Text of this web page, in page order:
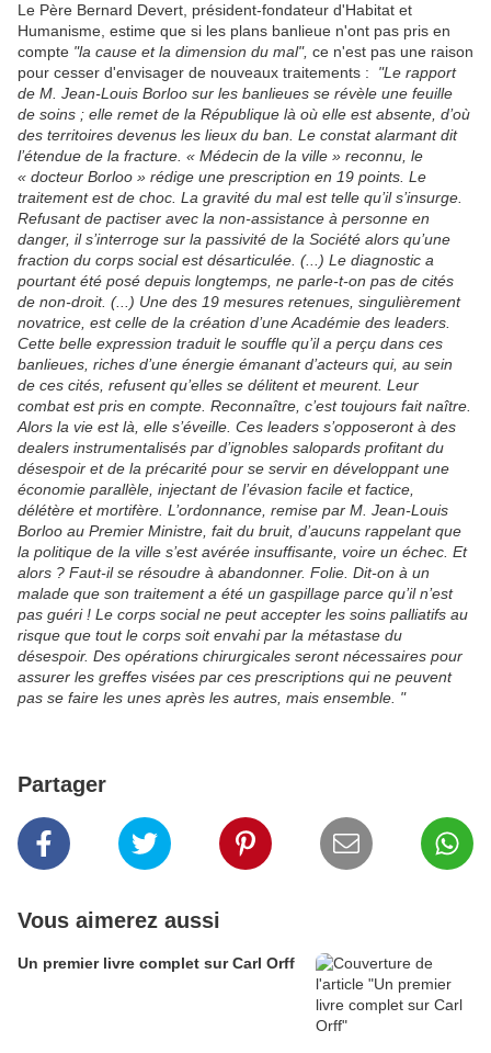
Le Père Bernard Devert, président-fondateur d'Habitat et
Humanisme, estime que si les plans banlieue n'ont pas pris en
compte "la cause et la dimension du mal", ce n'est pas une raison
pour cesser d'envisager de nouveaux traitements :
"Le rapport
de M. Jean-Louis Borloo sur les banlieues se révèle une feuille
de soins ; elle remet de la République là où elle est absente, d’où
des territoires devenus les lieux du ban. Le constat alarmant dit
l’étendue de la fracture. « Médecin de la ville » reconnu, le
« docteur Borloo » rédige une prescription en 19 points. Le
traitement est de choc. La gravité du mal est telle qu’il s’insurge.
Refusant de pactiser avec la non-assistance à personne en
danger, il s’interroge sur la passivité de la Société alors qu’une
fraction du corps social est désarticulée. (...) Le diagnostic a
pourtant été posé depuis longtemps, ne parle-t-on pas de cités
de non-droit. (...) Une des 19 mesures retenues, singulièrement
novatrice, est celle de la création d’une Académie des leaders.
Cette belle expression traduit le souffle qu’il a perçu dans ces
banlieues, riches d’une énergie émanant d’acteurs qui, au sein
de ces cités, refusent qu’elles se délitent et meurent. Leur
combat est pris en compte. Reconnaître, c’est toujours fait naître.
Alors la vie est là, elle s’éveille. Ces leaders s’opposeront à des
dealers instrumentalisés par d’ignobles salopards profitant du
désespoir et de la précarité pour se servir en développant une
économie parallèle, injectant de l’évasion facile et factice,
délétère et mortifère. L’ordonnance, remise par M. Jean-Louis
Borloo au Premier Ministre, fait du bruit, d’aucuns rappelant que
la politique de la ville s’est avérée insuffisante, voire un échec. Et
alors ? Faut-il se résoudre à abandonner. Folie. Dit-on à un
malade que son traitement a été un gaspillage parce qu’il n’est
pas guéri ! Le corps social ne peut accepter les soins palliatifs au
risque que tout le corps soit envahi par la métastase du
désespoir. Des opérations chirurgicales seront nécessaires pour
assurer les greffes visées par ces prescriptions qui ne peuvent
pas se faire les unes après les autres, mais ensemble. "
Partager
Vous aimerez aussi
Un premier livre complet sur Carl Orff